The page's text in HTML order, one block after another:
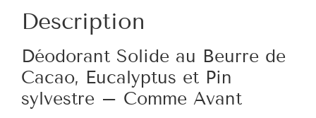
Description
Déodorant Solide au Beurre de
Cacao, Eucalyptus et Pin
sylvestre – Comme Avant